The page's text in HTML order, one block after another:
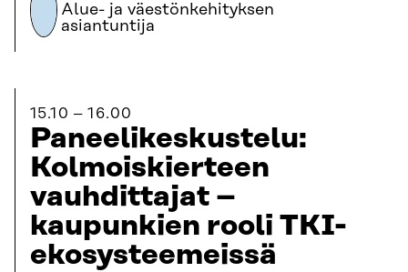
Alue- ja väestönkehityksen
asiantuntija
15.10 16.00
Paneelikeskustelu:
Kolmoiskierteen
vauhdittajat –
kaupunkien rooli TKI-
ekosysteemeissä